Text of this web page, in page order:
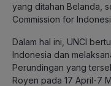
yang ditahan Belanda,
Commission for
Dalam hal ini, UNCI
Indonesia dan
Perundingan yang
Royen pada 17 April-7